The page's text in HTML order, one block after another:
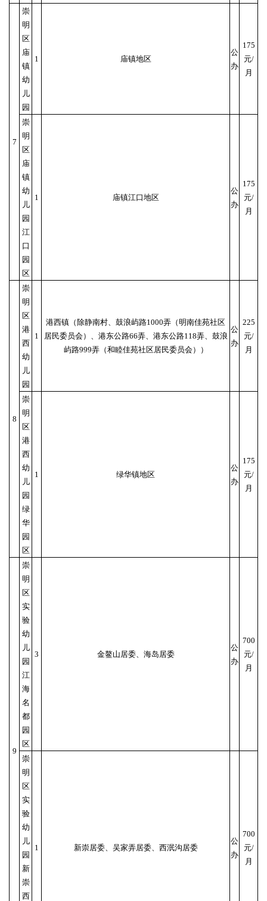
7
崇
明
区
庙
镇
幼
儿
园
1 庙镇地区
公
办
175
元/
月
崇
明
区
庙
镇
幼
儿
园
江
口
园
区
1 庙镇江口地区
公
办
175
元/
月
8
崇
明
区
港
西
幼
儿
园
1
港西镇（除静南村、鼓浪屿路1000弄（明南佳苑社区
居民委员会）、港东公路66弄、港东公路118弄、鼓浪
屿路999弄（和睦佳苑社区居民委员会））
公
办
225
元/
月
崇
明
区
港
西
幼
儿
园
绿
华
园
区
1 绿华镇地区
公
办
175
元/
月
9
崇
明
区
实
验
幼
儿
园
江
海
名
都
园
区
3 金鳌山居委、海岛居委
公
办
700
元/
月
崇
明
区
实
验
幼
儿
园
新
崇
西
1 新崇居委、吴家弄居委、西泯沟居委
公
办
700
元/
月